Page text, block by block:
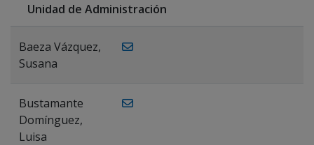
Unidad de Administración
Baeza Vázquez,
Susana
Bustamante
Domínguez,
Luisa